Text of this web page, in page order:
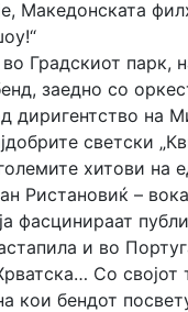
Македонската
Градскиот парк,
заедно со
диригентство на
светски
хитови на
Ристановиќ –
фасцинираат
и во
Со
кои бендот